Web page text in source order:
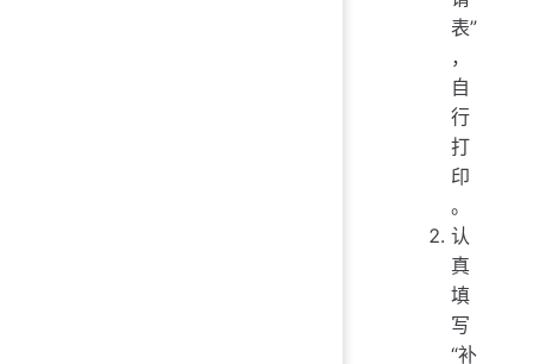
表”
，
自
行
打
印
。
认
真
填
写
“补